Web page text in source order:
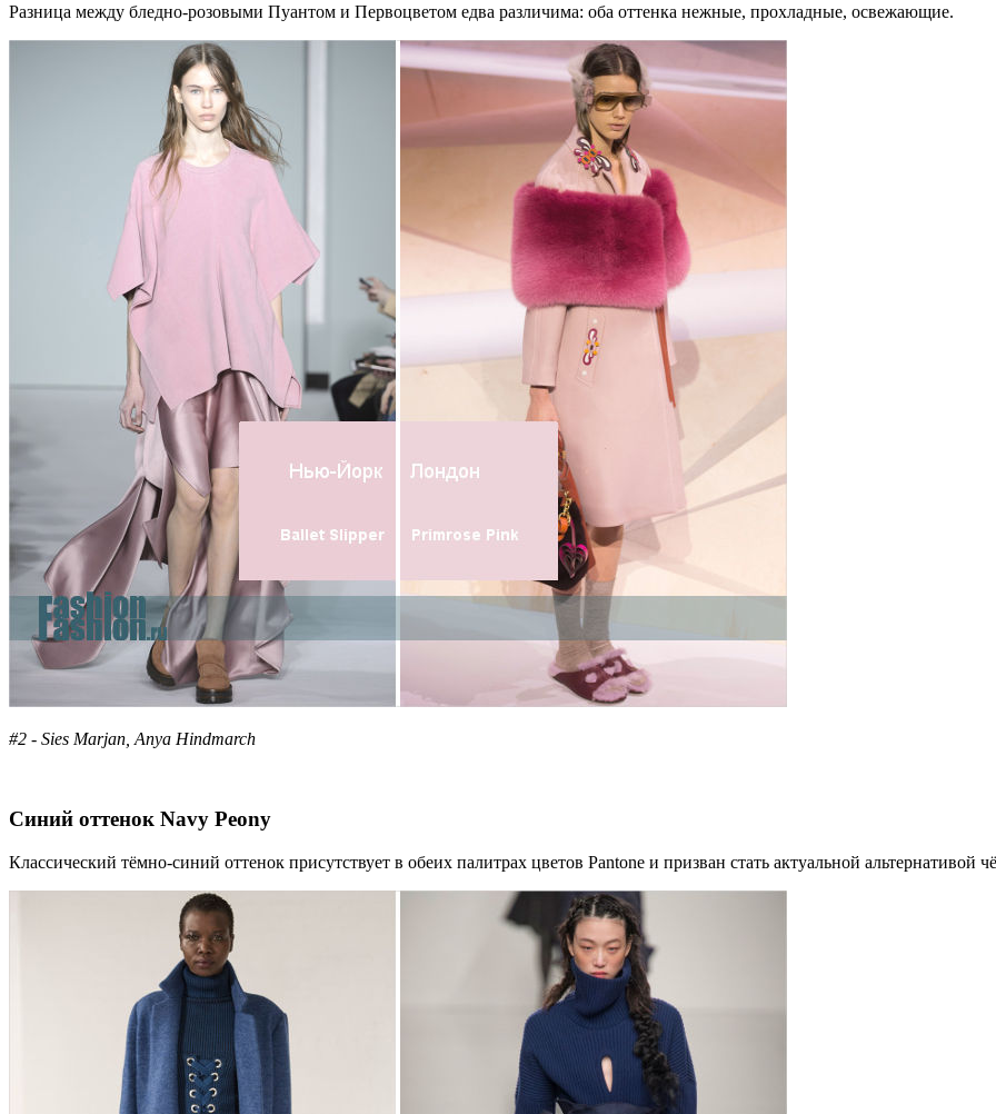
Разница между бледно-розовыми Пуантом и Первоцветом едва различима: оба оттенка нежные, прохладные, освежающие.
#2 - Sies Marjan, Anya Hindmarch
Синий оттенок Navy Peony
Классический тёмно-синий оттенок присутствует в обеих палитрах цветов Pantone и призван стать актуальной альтернативой